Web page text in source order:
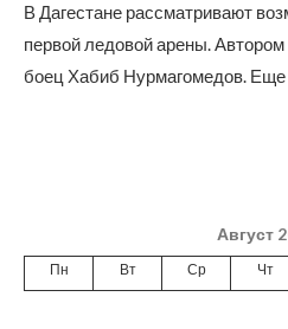
В Дагестане рассматривают
первой ледовой арены. Автором
боец Хабиб Нурмагомедов. Еще
Август
Пн Вт Ср Чт